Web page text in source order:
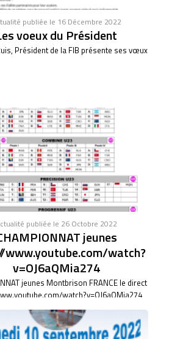
publiée le 16 Décembre 2022
voeux du Président
Président de la FIB présente ses vœux
publiée le 26 Octobre 2022
jeunes
www.youtube.com/watch?
v=OJ6aQMia274
jeunes Montbrison FRANCE le direct
watch?v=OJ6aQMia274